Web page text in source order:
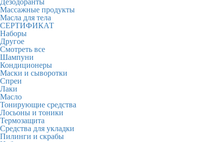
Дезодоранты
Массажные продукты
Масла для тела
СЕРТИФИКАТ
Наборы
Другое
Смотреть все
Шампуни
Кондиционеры
Маски и сыворотки
Спреи
Лаки
Масло
Тонирующие средства
Лосьоны и тоники
Термозащита
Средства для укладки
Пилинги и скрабы